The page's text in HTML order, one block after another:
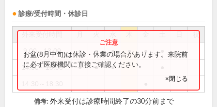
診療/受付時間・休診日
祝
9:00～13:00 ● ● ● ● ●
14:30～18:00 ● ● ●
お盆(8月中旬)は休診・休業の場合があります。来院前
に必ず医療機関に直接ご確認ください。
×閉じる
備考: 外来受付は診療時間終了の30分前まで